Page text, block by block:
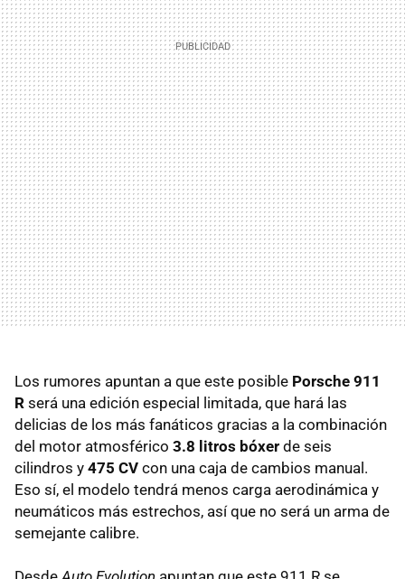
Los rumores apuntan a que este posible Porsche 911
R será una edición especial limitada, que hará las
delicias de los más fanáticos gracias a la combinación
del motor atmosférico 3.8 litros bóxer de seis
cilindros y 475 CV con una caja de cambios manual.
Eso sí, el modelo tendrá menos carga aerodinámica y
neumáticos más estrechos, así que no será un arma de
semejante calibre.